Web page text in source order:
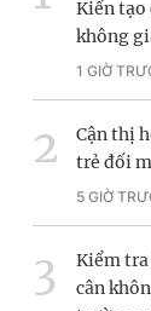
Kiến tạo
không
1 GIỜ
Cận thị
trẻ đối
5 GIỜ
Kiểm
cân